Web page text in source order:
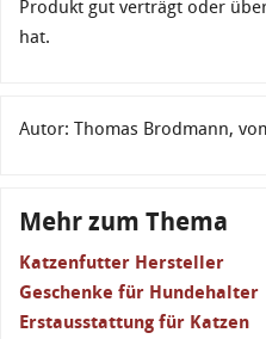
Produkt gut verträgt oder
hat.
Autor: Thomas Brodmann,
Mehr zum Thema
Katzenfutter Hersteller
Geschenke für Hundehalter
Erstausstattung für Katzen